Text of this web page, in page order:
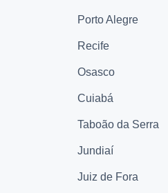
Porto Alegre
Recife
Osasco
Cuiabá
Taboão da Serra
Jundiaí
Juiz de Fora